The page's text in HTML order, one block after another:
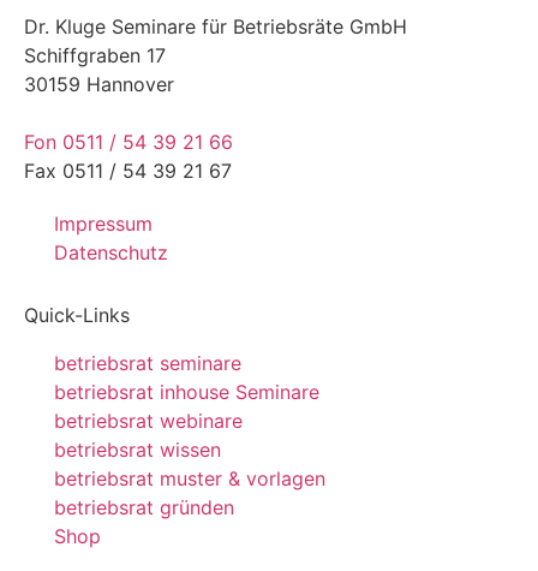
Dr. Kluge Seminare für Betriebsräte GmbH
Schiffgraben 17
30159 Hannover
Fon 0511 / 54 39 21 66
Fax 0511 / 54 39 21 67
Impressum
Datenschutz
Quick-Links
betriebsrat seminare
betriebsrat inhouse Seminare
betriebsrat webinare
betriebsrat wissen
betriebsrat muster & vorlagen
betriebsrat gründen
Shop